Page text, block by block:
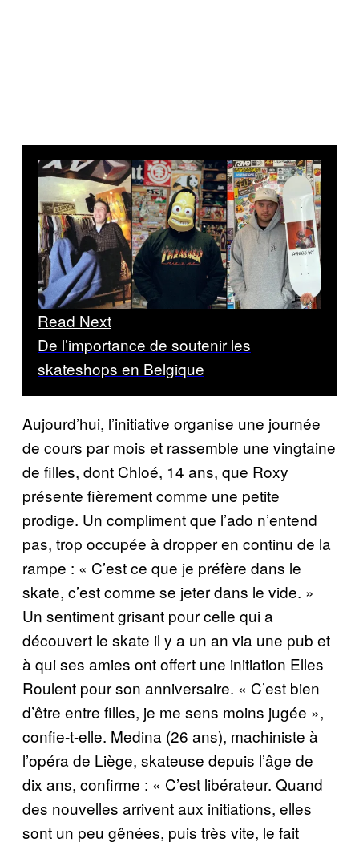
Read Next
De l’importance de soutenir les
skateshops en Belgique
Aujourd’hui, l’initiative organise une journée
de cours par mois et rassemble une vingtaine
de filles, dont Chloé, 14 ans, que Roxy
présente fièrement comme une petite
prodige. Un compliment que l’ado n’entend
pas, trop occupée à dropper en continu de la
rampe : « C’est ce que je préfère dans le
skate, c’est comme se jeter dans le vide. »
Un sentiment grisant pour celle qui a
découvert le skate il y a un an via une pub et
à qui ses amies ont offert une initiation Elles
Roulent pour son anniversaire. « C’est bien
d’être entre filles, je me sens moins jugée »,
confie-t-elle. Medina (26 ans), machiniste à
l’opéra de Liège, skateuse depuis l’âge de
dix ans, confirme : « C’est libérateur. Quand
des nouvelles arrivent aux initiations, elles
sont un peu gênées, puis très vite, le fait